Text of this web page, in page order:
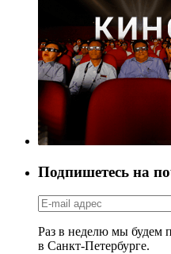
Подпишетесь на
Раз в неделю мы будем
в Санкт-Петербурге.